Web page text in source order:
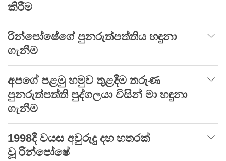
කිරීම
රින්පෝෂේගේ පුනරුත්පත්තිය හඳුනා
ගැනීම
අපගේ පළමු හමුව තුළදීම තරුණ
පුනරුත්පත්ති පුද්ගලයා විසින් මා හඳුනා
ගැනීම
1998දී වයස අවුරුදු දහ හතරක්
වූ රින්පෝෂේ